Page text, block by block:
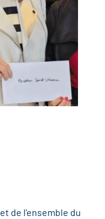
de l’ensemble du